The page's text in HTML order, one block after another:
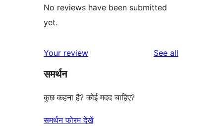
No reviews have been submitted
yet.
Your review See all
समर्थन
कुछ कहना है? कोई मदद चाहिए?
समर्थन फोरम देखें